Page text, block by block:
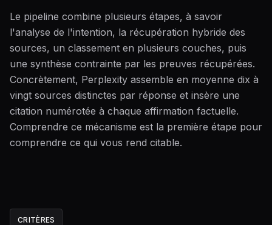
Le pipeline combine plusieurs étapes, à savoir
l'analyse de l'intention, la récupération hybride des
sources, un classement en plusieurs couches, puis
une synthèse contrainte par les preuves récupérées.
Concrètement, Perplexity assemble en moyenne dix à
vingt sources distinctes par réponse et insère une
citation numérotée à chaque affirmation factuelle.
Comprendre ce mécanisme est la première étape pour
comprendre ce qui vous rend citable.
CRITÈRES